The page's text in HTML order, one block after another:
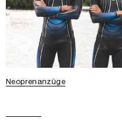
Neoprenanzüge